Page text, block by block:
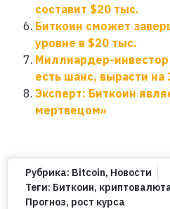
составит $20 тыс.
Биткоин сможет
уровне в $20 тыс.
Миллиардер-инвестор
есть шанс, вырасти на
Эксперт: Биткоин
мертвецом»
Рубрика: Bitcoin, Новости
Теги: Биткоин,
Прогноз, рост курса